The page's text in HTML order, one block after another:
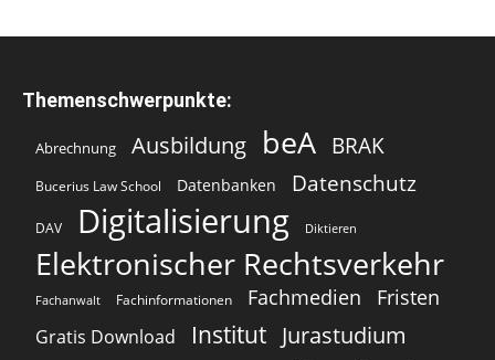
Themenschwerpunkte:
Abrechnung Ausbildung beA BRAK
Bucerius Law School Datenbanken Datenschutz
DAV Digitalisierung Diktieren
Elektronischer Rechtsverkehr
Fachanwalt Fachinformationen Fachmedien Fristen
Gratis Download Institut Jurastudium